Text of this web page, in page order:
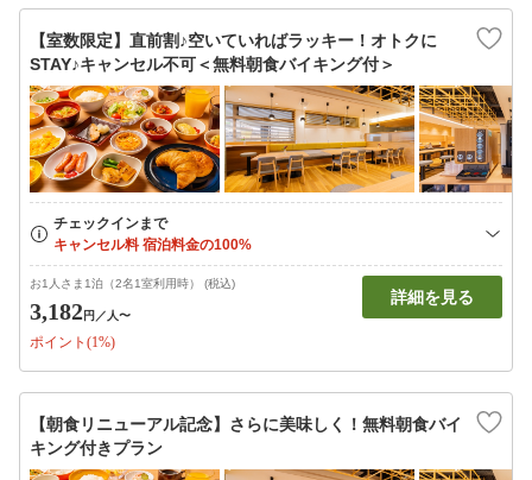
【室数限定】直前割♪空いていればラッキー！オトクに
STAY♪キャンセル不可＜無料朝食バイキング付＞
お1人さま1泊（2名1室利用時） (税込)
3,182円 ／人〜
ポイント(1%)
詳細を見る
【朝食リニューアル記念】さらに美味しく！無料朝食バイ
キング付きプラン